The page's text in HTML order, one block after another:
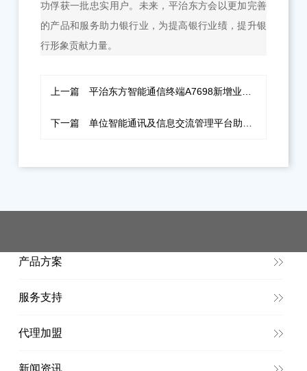
功俘获一批忠实用户。未来，平治东方会以更加完善
的产品和服务助力银行业，为提高银行业绩，提升银
行形象贡献力量。
上一篇 平治东方智能通信终端A7698新增业务联系人功能
下一篇 单位智能通讯及信息交流管理平台助力“互联网+政务”服务
产品方案
服务支持
代理加盟